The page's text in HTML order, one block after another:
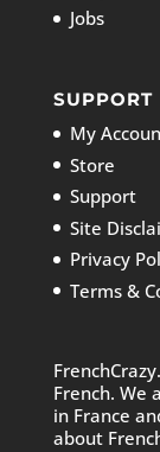
Jobs
SUPPORT
My
Store
Support
Site
Privacy
Terms &
French. We
in France
about